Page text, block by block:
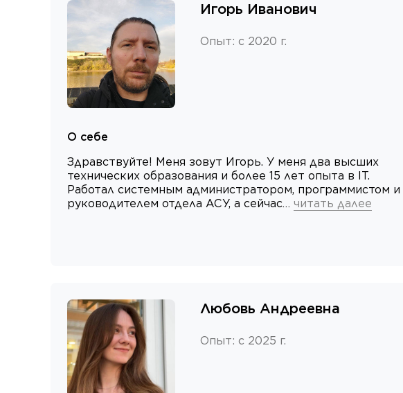
Игорь Иванович
Опыт: с 2020 г.
О себе
Здравствуйте! Меня зовут Игорь. У меня два высших
технических образования и более 15 лет опыта в IT.
Работал системным администратором, программистом и
руководителем отдела АСУ, а сейчас… читать далее
Любовь Андреевна
Опыт: с 2025 г.